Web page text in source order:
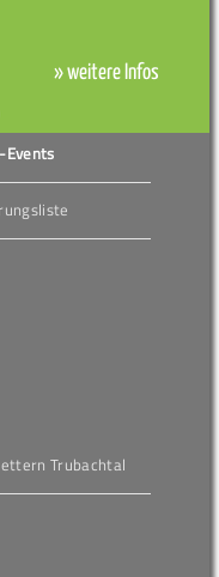
» weitere Infos
Events
Trubachtal